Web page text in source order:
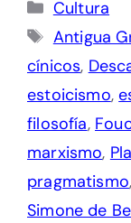
Categorías
Cultura
Etiquetas
Antigua
cínicos,
estoicismo,
filosofía,
marxismo,
pragmatismo,
Simone de